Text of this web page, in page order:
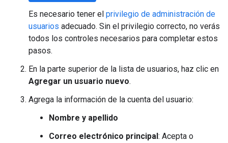
Es necesario tener el privilegio de administración de
usuarios adecuado. Sin el privilegio correcto, no verás
todos los controles necesarios para completar estos
pasos.
En la parte superior de la lista de usuarios, haz clic en
Agregar un usuario nuevo.
Agrega la información de la cuenta del usuario:
Nombre y apellido
Correo electrónico principal: Acepta o